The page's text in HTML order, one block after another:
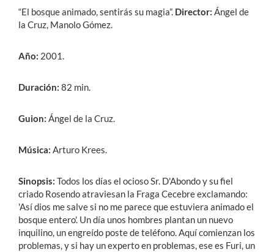
“El bosque animado, sentirás su magia”. Director: Ángel de
la Cruz, Manolo Gómez.
Año: 2001.
Duración: 82 min.
Guion: Ángel de la Cruz.
Música: Arturo Krees.
Sinopsis: Todos los días el ocioso Sr. D'Abondo y su fiel
criado Rosendo atraviesan la Fraga Cecebre exclamando:
'Así dios me salve si no me parece que estuviera animado el
bosque entero'. Un día unos hombres plantan un nuevo
inquilino, un engreído poste de teléfono. Aquí comienzan los
problemas, y si hay un experto en problemas, ese es Furi, un